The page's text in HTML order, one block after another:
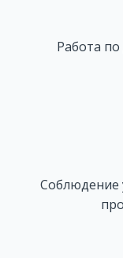
Работа
Соблюдение